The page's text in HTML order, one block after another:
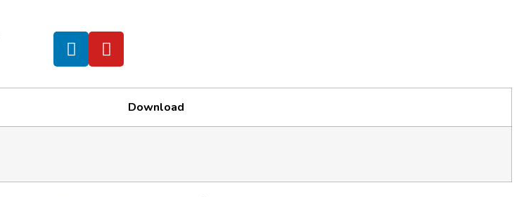
Download